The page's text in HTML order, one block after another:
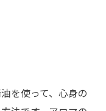
を使って、心身の